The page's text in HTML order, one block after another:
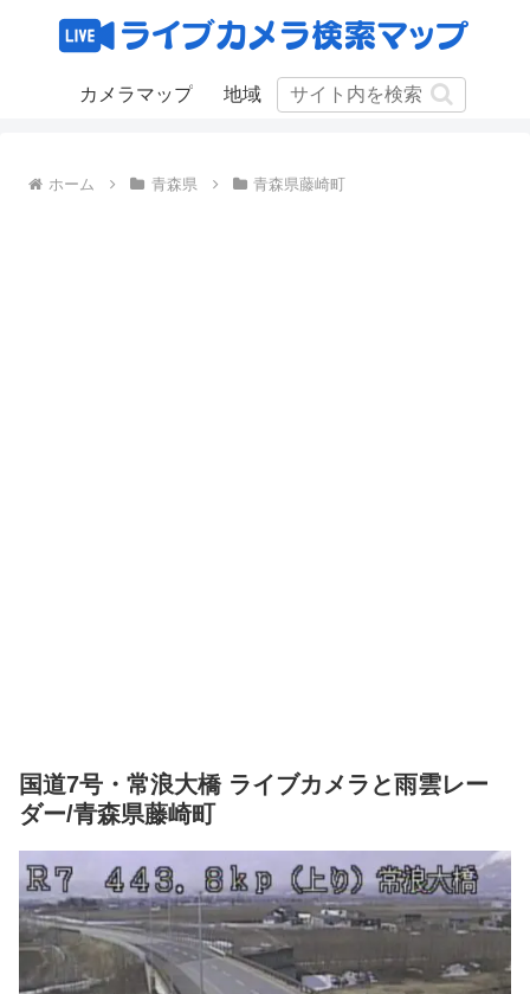
カメラマップ 地域
ホーム 青森県 青森県藤崎町
国道7号・常浪大橋 ライブカメラと雨雲レー
ダー/青森県藤崎町